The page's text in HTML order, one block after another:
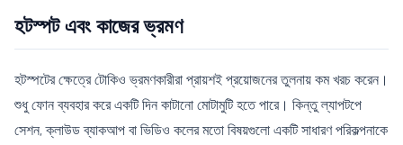
হটস্পট এবং কাজের ভ্রমণ
হটস্পটের ক্ষেত্রে টোকিও ভ্রমণকারীরা প্রায়শই প্রয়োজনের তুলনায় কম খরচ করেন।
শুধু ফোন ব্যবহার করে একটি দিন কাটানো মোটামুটি হতে পারে। কিন্তু ল্যাপটপে
সেশন, ক্লাউড ব্যাকআপ বা ভিডিও কলের মতো বিষয়গুলো একটি সাধারণ পরিকল্পনাকে